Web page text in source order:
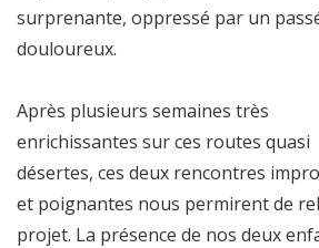
surprenante, oppressé par un
douloureux.
Après plusieurs semaines très
enrichissantes sur ces routes quasi
désertes, ces deux rencontres
et poignantes nous permirent de
projet. La présence de nos deux